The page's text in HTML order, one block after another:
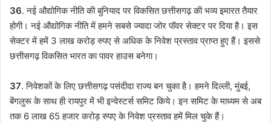
36. नई औद्योगिक नीति की बुनियाद पर विकसित छत्तीसगढ़ की भव्य इमारत तैयार
होगी। नई औद्योगिक नीति में हमने सबसे ज्यादा जोर पॉवर सेक्टर पर दिया है। इस
सेक्टर में हमें 3 लाख करोड़ रुपए से अधिक के निवेश प्रस्ताव प्राप्त हुए हैं। इससे
छत्तीसगढ़ विकसित भारत का पावर हाउस बनेगा।
37. निवेशकों के लिए छत्तीसगढ़ पसंदीदा राज्य बन चुका है। हमने दिल्ली, मुंबई,
बेंगलुरू के साथ ही रायपुर में भी इन्वेस्टर्स समिट किये। इन समिट के माध्यम से अब
तक 6 लाख 65 हजार करोड़ रुपए के निवेश प्रस्ताव हमें मिल चुके हैं।